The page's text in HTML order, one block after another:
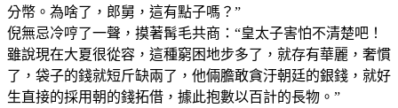
分幣。為啥了，郎舅，這有點子嗎？”
倪無忌冷哼了一聲，摸著髯毛共商：“皇太子害怕不清楚吧！
雖說現在大夏很從容，這種窮困地步多了，就存有華麗，奢慣
了，袋子的錢就短斤缺兩了，他倆膽敢貪汙朝廷的銀錢，就好
生直接的採用朝的錢拓借，據此抱數以百計的長物。”